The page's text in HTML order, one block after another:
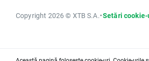
Copyright 2026 © XTB S.A.•Setări cookie-